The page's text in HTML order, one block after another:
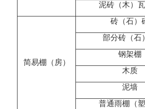
泥砖（木）
简易棚（房）
砖（石）
部分砖（石
钢架棚
木质
泥墙
普通雨棚（塑